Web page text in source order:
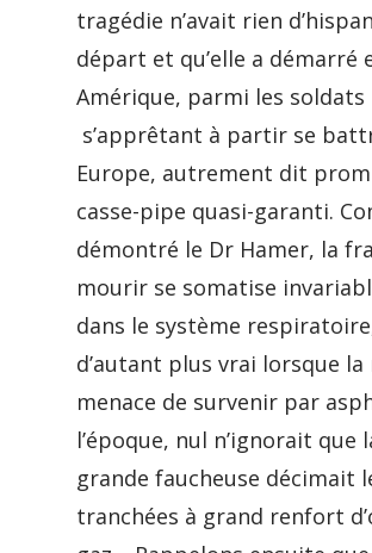
tragédie n’avait rien
départ et qu’elle a démarré
Amérique, parmi les soldats
s’apprêtant à partir se
Europe, autrement dit
casse-pipe quasi-garanti.
démontré le Dr Hamer, la
mourir se somatise
dans le système
d’autant plus vrai lorsque
menace de survenir par
l’époque, nul n’ignorait que
grande faucheuse décimait
tranchées à grand renfort